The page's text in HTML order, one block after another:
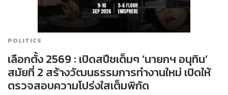
POLITICS
เลือกตั้ง 2569 : เปิดสปีชเต็มๆ ‘นายกฯ อนุทิน’
สมัยที่ 2 สร้างวัฒนธรรมการทำงานใหม่ เปิดให้
ตรวจสอบความโปร่งใสเต็มพิกัด